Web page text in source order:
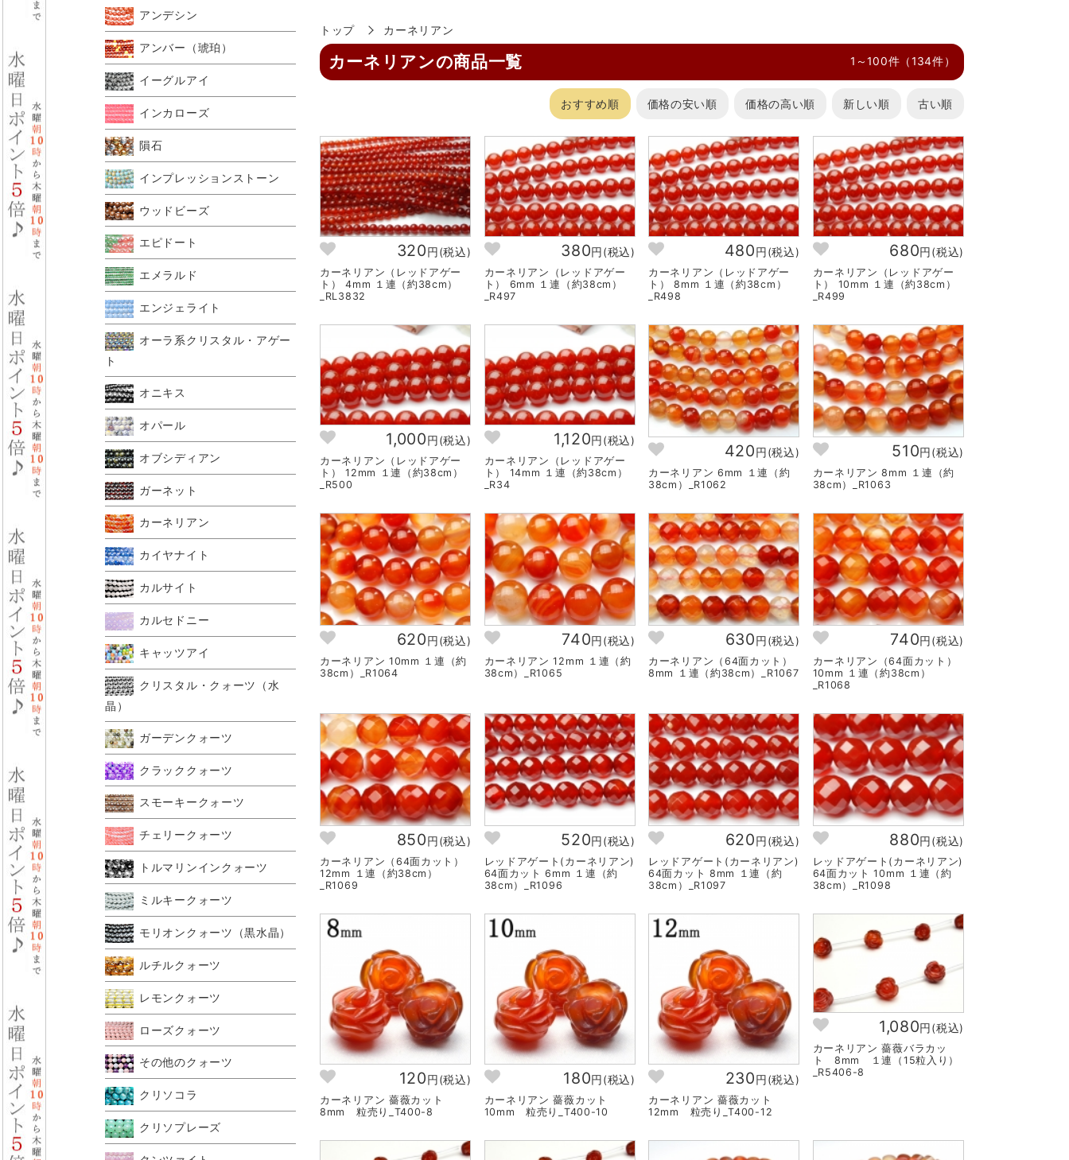
アンデシン
アンバー（琥珀）
イーグルアイ
インカローズ
隕石
インプレッションストーン
ウッドビーズ
エピドート
エメラルド
エンジェライト
オーラ系クリスタル・アゲー
ト
オニキス
オパール
オブシディアン
ガーネット
カーネリアン
カイヤナイト
カルサイト
カルセドニー
キャッツアイ
クリスタル・クォーツ（水
晶）
ガーデンクォーツ
クラッククォーツ
スモーキークォーツ
チェリークォーツ
トルマリンインクォーツ
ミルキークォーツ
モリオンクォーツ（黒水晶）
ルチルクォーツ
レモンクォーツ
ローズクォーツ
その他のクォーツ
クリソコラ
クリソプレーズ
トップ カーネリアン
カーネリアンの商品一覧 1～100件（134件）
おすすめ順 価格の安い順 価格の高い順 新しい順 古い順
320円(税込)
カーネリアン（レッドアゲー
ト） 4mm １連（約38cm）
_RL3832
380円(税込)
カーネリアン（レッドアゲー
ト） 6mm １連（約38cm）
_R497
480円(税込)
カーネリアン（レッドアゲー
ト） 8mm １連（約38cm）
_R498
680円(税込)
カーネリアン（レッドアゲー
ト） 10mm １連（約38cm）
_R499
1,000円(税込)
カーネリアン（レッドアゲー
ト） 12mm １連（約38cm）
_R500
1,120円(税込)
カーネリアン（レッドアゲー
ト） 14mm １連（約38cm）
_R34
420円(税込)
カーネリアン 6mm １連（約
38cm）_R1062
510円(税込)
カーネリアン 8mm １連（約
38cm）_R1063
620円(税込)
カーネリアン 10mm １連（約
38cm）_R1064
740円(税込)
カーネリアン 12mm １連（約
38cm）_R1065
630円(税込)
カーネリアン（64面カット）
8mm １連（約38cm）_R1067
740円(税込)
カーネリアン（64面カット）
10mm １連（約38cm）
_R1068
850円(税込)
カーネリアン（64面カット）
12mm １連（約38cm）
_R1069
520円(税込)
レッドアゲート(カーネリアン)
64面カット 6mm １連（約
38cm）_R1096
620円(税込)
レッドアゲート(カーネリアン)
64面カット 8mm １連（約
38cm）_R1097
880円(税込)
レッドアゲート(カーネリアン)
64面カット 10mm １連（約
38cm）_R1098
120円(税込)
カーネリアン 薔薇カット
8mm 粒売り_T400-8
180円(税込)
カーネリアン 薔薇カット
10mm 粒売り_T400-10
230円(税込)
カーネリアン 薔薇カット
12mm 粒売り_T400-12
1,080円(税込)
カーネリアン 薔薇バラカッ
ト 8mm １連（15粒入り）
_R5406-8